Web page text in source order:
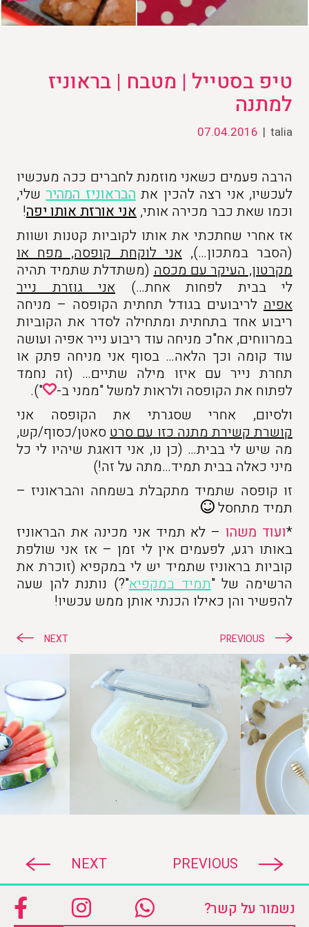
טיפ בסטייל | מטבח | בראוניז
למתנה
talia
|
07.04.2016
הרבה פעמים כשאני מוזמנת לחברים ככה מעכשיו
לעכשיו, אני רצה להכין את הבראוניז המהיר שלי,
וכמו שאת כבר מכירה אותי, אני אורזת אותו יפה!
אז אחרי שחתכתי את אותו לקוביות קטנות ושוות
(הסבר במתכון…), אני לוקחת קופסה, מפח או
מקרטון, העיקר עם מכסה (משתדלת שתמיד תהיה
לי בבית לפחות אחת…) אני גוזרת נייר
אפיה לריבועים בגודל תחתית הקופסה – מניחה
ריבוע אחד בתחתית ומתחילה לסדר את הקוביות
במרווחים, אח"כ מניחה עוד ריבוע נייר אפיה ועושה
עוד קומה וכך הלאה… בסוף אני מניחה פתק או
תחרת נייר עם איזו מילה שתיים… (זה נחמד
לפתוח את הקופסה ולראות למשל "ממני ב-
").
ולסיום, אחרי שסגרתי את הקופסה אני
קושרת קשירת מתנה כזו עם סרט סאטן/כסוף/קש,
מה שיש לי בבית… (כן נו, אני דואגת שיהיו לי כל
מיני כאלה בבית תמיד…מתה על זה!)
זו קופסה שתמיד מתקבלת בשמחה והבראוניז –
תמיד מתחסל
*ועוד משהו– לא תמיד אני מכינה את הבראוניז
באותו רגע, לפעמים אין לי זמן – אז אני שולפת
קוביות בראוניז שתמיד יש לי במקפיא (זוכרת את
הרשימה של "תמיד במקפיא"?) נותנת להן שעה
להפשיר והן כאילו הכנתי אותן ממש עכשיו!
ניווטPREVIOUS
NEXT
PREVIOUS
NEXT
נשמור על קשר?